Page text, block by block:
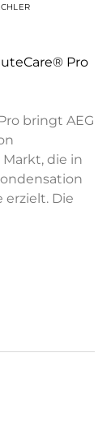
bringt AEG
die in
Die